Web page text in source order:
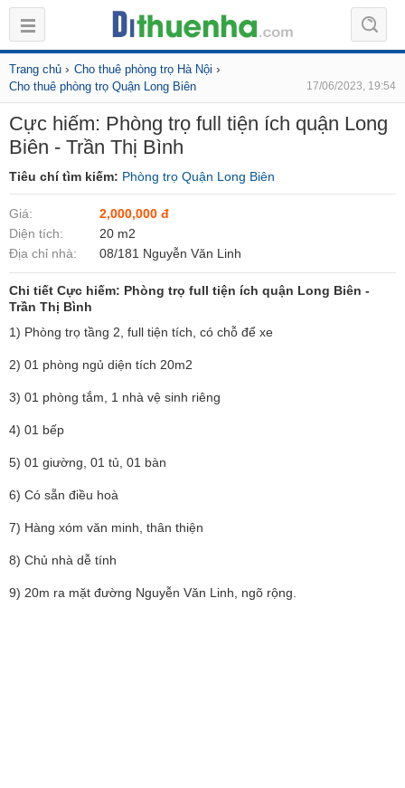
Trang chủ › Cho thuê phòng trọ Hà Nội ›
Cho thuê phòng trọ Quận Long Biên 17/06/2023, 19:54
Cực hiếm: Phòng trọ full tiện ích quận Long
Biên - Trần Thị Bình
Tiêu chí tìm kiếm: Phòng trọ Quận Long Biên
Giá:
2,000,000 đ
Diện tích:
20 m2
Địa chỉ nhà:
08/181 Nguyễn Văn Linh
Chi tiết Cực hiếm: Phòng trọ full tiện ích quận Long Biên -
Trần Thị Bình
1) Phòng trọ tầng 2, full tiện tích, có chỗ để xe
2) 01 phòng ngủ diện tích 20m2
3) 01 phòng tắm, 1 nhà vệ sinh riêng
4) 01 bếp
5) 01 giường, 01 tủ, 01 bàn
6) Có sẵn điều hoà
7) Hàng xóm văn minh, thân thiện
8) Chủ nhà dễ tính
9) 20m ra mặt đường Nguyễn Văn Linh, ngõ rộng.